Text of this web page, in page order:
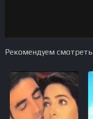
Рекомендуем смотреть